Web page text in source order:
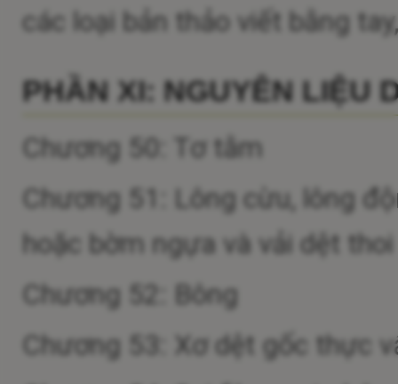
các loại bản thảo viết bằng
PHẦN XI: NGUYÊN LIỆU
Chương 50: Tơ tằm
Chương 51: Lông cừu, lông
hoặc bờm ngựa và vải dệt
Chương 52: Bông
Chương 53: Xơ dệt gốc thực